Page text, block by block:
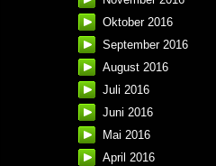
Oktober 2016
September 2016
August 2016
Juli 2016
Juni 2016
Mai 2016
April 2016